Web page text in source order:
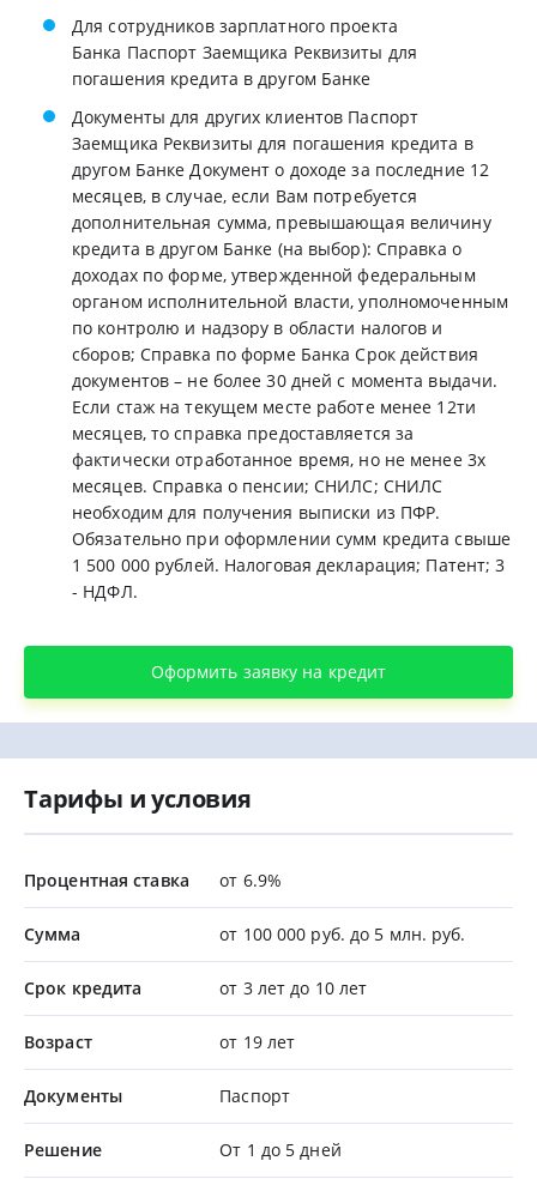
Для сотрудников зарплатного проекта
Банка Паспорт Заемщика Реквизиты для
погашения кредита в другом Банке
Документы для других клиентов Паспорт
Заемщика Реквизиты для погашения кредита в
другом Банке Документ о доходе за последние 12
месяцев, в случае, если Вам потребуется
дополнительная сумма, превышающая величину
кредита в другом Банке (на выбор): Справка о
доходах по форме, утвержденной федеральным
органом исполнительной власти, уполномоченным
по контролю и надзору в области налогов и
сборов; Справка по форме Банка Срок действия
документов – не более 30 дней с момента выдачи.
Если стаж на текущем месте работе менее 12ти
месяцев, то справка предоставляется за
фактически отработанное время, но не менее 3х
месяцев. Справка о пенсии; СНИЛС; СНИЛС
необходим для получения выписки из ПФР.
Обязательно при оформлении сумм кредита свыше
1 500 000 рублей. Налоговая декларация; Патент; 3
- НДФЛ.
Оформить заявку на кредит
Тарифы и условия
Процентная ставка от 6.9%
Сумма от 100 000 руб. до 5 млн. руб.
Срок кредита от 3 лет до 10 лет
Возраст от 19 лет
Документы Паспорт
Решение От 1 до 5 дней